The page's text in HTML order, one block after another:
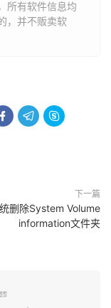
所有软件信息均
，并不贩卖软
  
下一篇
删除System Volume
information文件夹